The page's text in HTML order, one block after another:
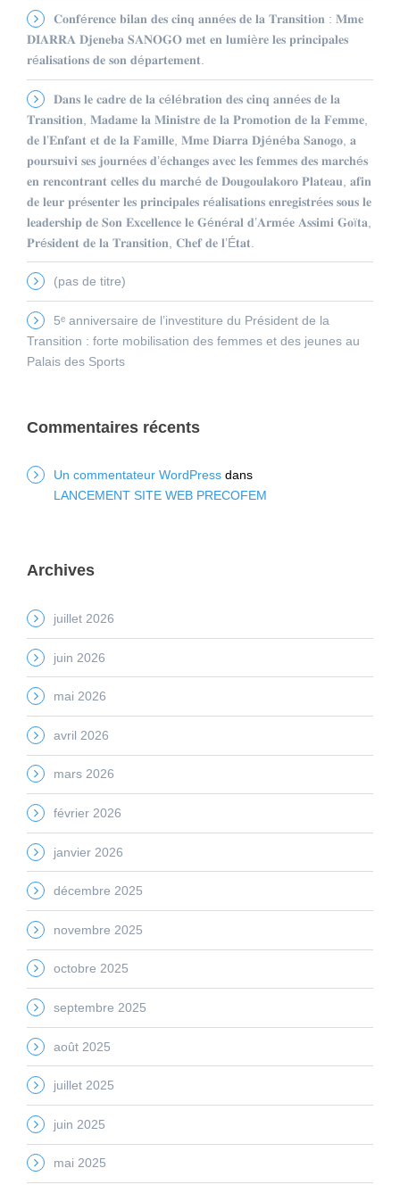
𝐂𝐨𝐧𝐟é𝐫𝐞𝐧𝐜𝐞 𝐛𝐢𝐥𝐚𝐧 𝐝𝐞𝐬 𝐜𝐢𝐧𝐪 𝐚𝐧𝐧é𝐞𝐬 𝐝𝐞 𝐥𝐚 𝐓𝐫𝐚𝐧𝐬𝐢𝐭𝐢𝐨𝐧 : 𝐌𝐦𝐞
𝐃𝐈𝐀𝐑𝐑𝐀 𝐃𝐣𝐞𝐧𝐞𝐛𝐚 𝐒𝐀𝐍𝐎𝐆𝐎 𝐦𝐞𝐭 𝐞𝐧 𝐥𝐮𝐦𝐢è𝐫𝐞 𝐥𝐞𝐬 𝐩𝐫𝐢𝐧𝐜𝐢𝐩𝐚𝐥𝐞𝐬
𝐫é𝐚𝐥𝐢𝐬𝐚𝐭𝐢𝐨𝐧𝐬 𝐝𝐞 𝐬𝐨𝐧 𝐝é𝐩𝐚𝐫𝐭𝐞𝐦𝐞𝐧𝐭.
𝐃𝐚𝐧𝐬 𝐥𝐞 𝐜𝐚𝐝𝐫𝐞 𝐝𝐞 𝐥𝐚 𝐜é𝐥é𝐛𝐫𝐚𝐭𝐢𝐨𝐧 𝐝𝐞𝐬 𝐜𝐢𝐧𝐪 𝐚𝐧𝐧é𝐞𝐬 𝐝𝐞 𝐥𝐚
𝐓𝐫𝐚𝐧𝐬𝐢𝐭𝐢𝐨𝐧, 𝐌𝐚𝐝𝐚𝐦𝐞 𝐥𝐚 𝐌𝐢𝐧𝐢𝐬𝐭𝐫𝐞 𝐝𝐞 𝐥𝐚 𝐏𝐫𝐨𝐦𝐨𝐭𝐢𝐨𝐧 𝐝𝐞 𝐥𝐚 𝐅𝐞𝐦𝐦𝐞,
𝐝𝐞 𝐥’𝐄𝐧𝐟𝐚𝐧𝐭 𝐞𝐭 𝐝𝐞 𝐥𝐚 𝐅𝐚𝐦𝐢𝐥𝐥𝐞, 𝐌𝐦𝐞 𝐃𝐢𝐚𝐫𝐫𝐚 𝐃𝐣é𝐧é𝐛𝐚 𝐒𝐚𝐧𝐨𝐠𝐨, 𝐚
𝐩𝐨𝐮𝐫𝐬𝐮𝐢𝐯𝐢 𝐬𝐞𝐬 𝐣𝐨𝐮𝐫𝐧é𝐞𝐬 𝐝’é𝐜𝐡𝐚𝐧𝐠𝐞𝐬 𝐚𝐯𝐞𝐜 𝐥𝐞𝐬 𝐟𝐞𝐦𝐦𝐞𝐬 𝐝𝐞𝐬 𝐦𝐚𝐫𝐜𝐡é𝐬
𝐞𝐧 𝐫𝐞𝐧𝐜𝐨𝐧𝐭𝐫𝐚𝐧𝐭 𝐜𝐞𝐥𝐥𝐞𝐬 𝐝𝐮 𝐦𝐚𝐫𝐜𝐡é 𝐝𝐞 𝐃𝐨𝐮𝐠𝐨𝐮𝐥𝐚𝐤𝐨𝐫𝐨 𝐏𝐥𝐚𝐭𝐞𝐚𝐮, 𝐚𝐟𝐢𝐧
𝐝𝐞 𝐥𝐞𝐮𝐫 𝐩𝐫é𝐬𝐞𝐧𝐭𝐞𝐫 𝐥𝐞𝐬 𝐩𝐫𝐢𝐧𝐜𝐢𝐩𝐚𝐥𝐞𝐬 𝐫é𝐚𝐥𝐢𝐬𝐚𝐭𝐢𝐨𝐧𝐬 𝐞𝐧𝐫𝐞𝐠𝐢𝐬𝐭𝐫é𝐞𝐬 𝐬𝐨𝐮𝐬 𝐥𝐞
𝐥𝐞𝐚𝐝𝐞𝐫𝐬𝐡𝐢𝐩 𝐝𝐞 𝐒𝐨𝐧 𝐄𝐱𝐜𝐞𝐥𝐥𝐞𝐧𝐜𝐞 𝐥𝐞 𝐆é𝐧é𝐫𝐚𝐥 𝐝’𝐀𝐫𝐦é𝐞 𝐀𝐬𝐬𝐢𝐦𝐢 𝐆𝐨ï𝐭𝐚,
𝐏𝐫é𝐬𝐢𝐝𝐞𝐧𝐭 𝐝𝐞 𝐥𝐚 𝐓𝐫𝐚𝐧𝐬𝐢𝐭𝐢𝐨𝐧, 𝐂𝐡𝐞𝐟 𝐝𝐞 𝐥’É𝐭𝐚𝐭.
(pas de titre)
5ᵉ anniversaire de l’investiture du Président de la
Transition : forte mobilisation des femmes et des jeunes au
Palais des Sports
Commentaires récents
Un commentateur WordPress dans
LANCEMENT SITE WEB PRECOFEM
Archives
juillet 2026
juin 2026
mai 2026
avril 2026
mars 2026
février 2026
janvier 2026
décembre 2025
novembre 2025
octobre 2025
septembre 2025
août 2025
juillet 2025
juin 2025
mai 2025